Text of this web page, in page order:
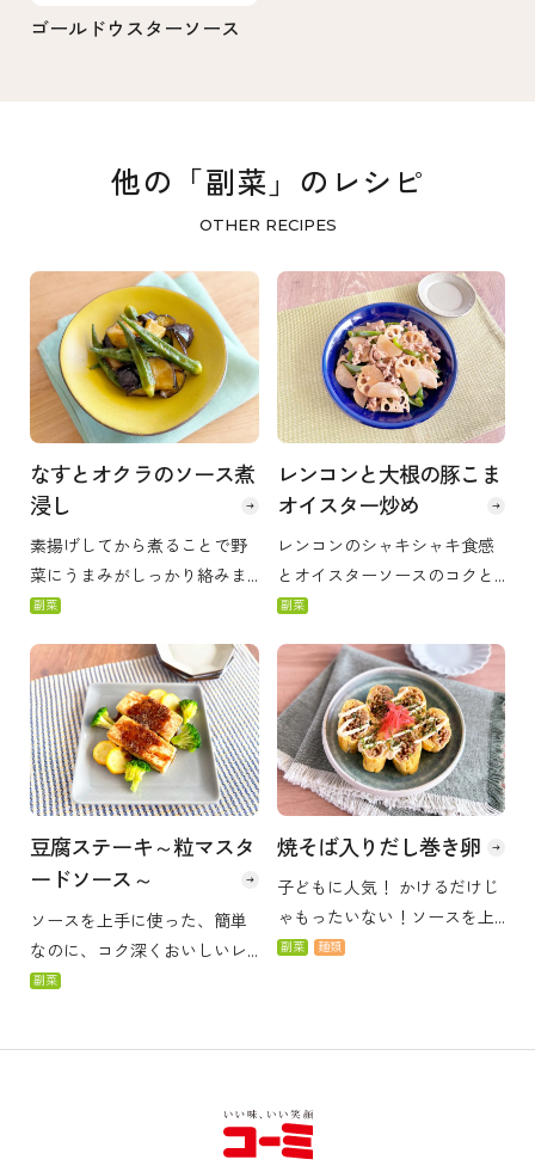
ゴールドウスターソース
他の「副菜」のレシピ
OTHER RECIPES
なすとオクラのソース煮
浸し
素揚げしてから煮ることで野
菜にうまみがしっかり絡みま
す。 だしを効かせたたこ焼ソ
ューなので、冷やしても温か
くても毎日でも、飽きること
なくおいしく召し上がれま
す。さっぱりおかずとしてお
すすめです。
副菜
レンコンと大根の豚こま
オイスター炒め
レンコンのシャキシャキ食感
とオイスターソースのコクと
うま味を活かしました。 お酒
副菜
豆腐ステーキ～粒マスタ
ードソース～
ソースを上手に使った、簡単
なのに、コク深くおいしいレ
シピです。淡白な味わいの豆
副菜
焼そば入りだし巻き卵
子どもに人気！ かけるだけじ
ゃもったいない！ソースを上
手に使った、簡単なのに、コ
お弁当にもどうぞ。
副菜 麺類